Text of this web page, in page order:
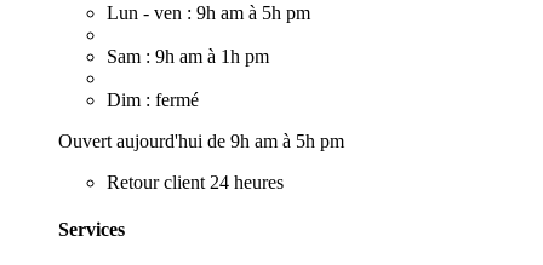
Lun - ven : 9h am à 5h pm
Sam : 9h am à 1h pm
Dim : fermé
Ouvert aujourd'hui de 9h am à 5h pm
Retour client 24 heures
Services